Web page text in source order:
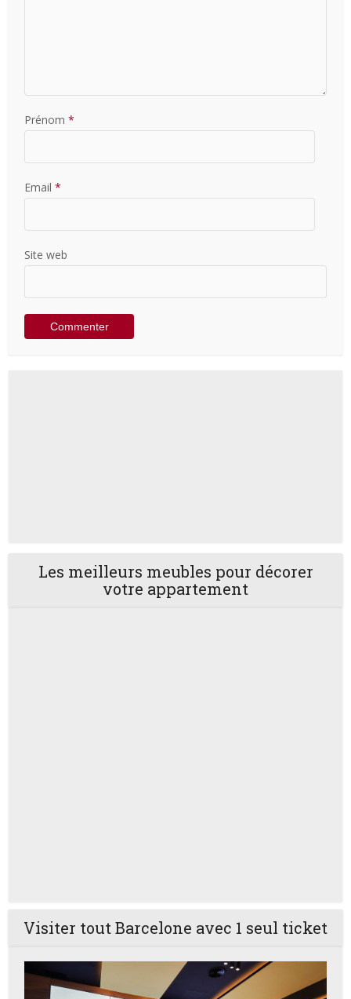
Prénom *
Email *
Site web
Les meilleurs meubles pour décorer
votre appartement
Visiter tout Barcelone avec 1 seul ticket